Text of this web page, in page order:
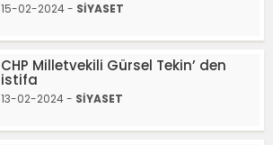
15-02-2024 - SİYASET
CHP Milletvekili Gürsel Tekin’ den
istifa
13-02-2024 - SİYASET